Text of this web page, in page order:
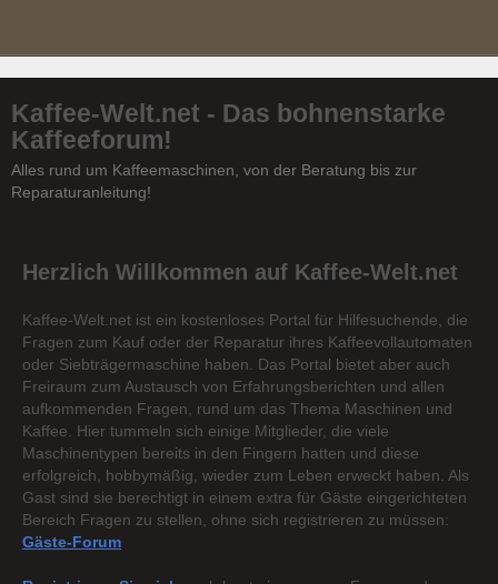
Kaffee-Welt.net - Das bohnenstarke
Kaffeeforum!
Alles rund um Kaffeemaschinen, von der Beratung bis zur
Reparaturanleitung!
Herzlich Willkommen auf Kaffee-Welt.net
Kaffee-Welt.net ist ein kostenloses Portal für Hilfesuchende, die
Fragen zum Kauf oder der Reparatur ihres Kaffeevollautomaten
oder Siebträgermaschine haben. Das Portal bietet aber auch
Freiraum zum Austausch von Erfahrungsberichten und allen
aufkommenden Fragen, rund um das Thema Maschinen und
Kaffee. Hier tummeln sich einige Mitglieder, die viele
Maschinentypen bereits in den Fingern hatten und diese
erfolgreich, hobbymäßig, wieder zum Leben erweckt haben. Als
Gast sind sie berechtigt in einem extra für Gäste eingerichteten
Bereich Fragen zu stellen, ohne sich registrieren zu müssen:
Gäste-Forum